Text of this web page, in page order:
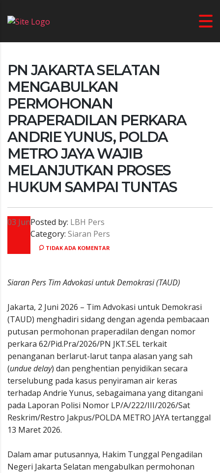
PN JAKARTA SELATAN
MENGABULKAN
PERMOHONAN
PRAPERADILAN PERKARA
ANDRIE YUNUS, POLDA
METRO JAYA WAJIB
MELANJUTKAN PROSES
HUKUM SAMPAI TUNTAS
03 JunPosted by: LBH Pers
Category: Siaran Pers
TIDAK ADA KOMENTAR
Siaran Pers Tim Advokasi untuk Demokrasi (TAUD)
Jakarta, 2 Juni 2026 – Tim Advokasi untuk Demokrasi
(TAUD) menghadiri sidang dengan agenda pembacaan
putusan permohonan praperadilan dengan nomor
perkara 62/Pid.Pra/2026/PN JKT.SEL terkait
penanganan berlarut-larut tanpa alasan yang sah
(undue delay) dan penghentian penyidikan secara
terselubung pada kasus penyiraman air keras
terhadap Andrie Yunus, sebagaimana yang ditangani
pada Laporan Polisi Nomor LP/A/222/III/2026/Sat
Reskrim/Restro Jakpus/POLDA METRO JAYA tertanggal
13 Maret 2026.
Dalam amar putusannya, Hakim Tunggal Pengadilan
Negeri Jakarta Selatan mengabulkan permohonan